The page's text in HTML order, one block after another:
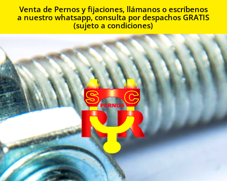
Venta de Pernos y fijaciones, llámanos o escríbenos
a nuestro whatsapp, consulta por despachos GRATIS
(sujeto a condiciones)